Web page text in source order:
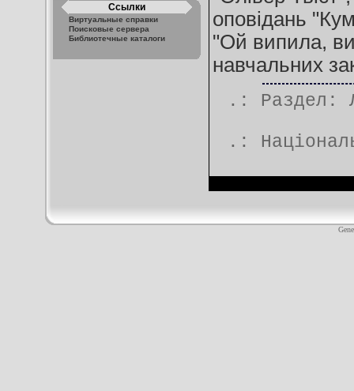
Ссылки
Виртуальные справки
Поисковые сервера
Библиотечные каталоги
оповідань
"Ой випила,
навчальних
.: Раздел:
.: